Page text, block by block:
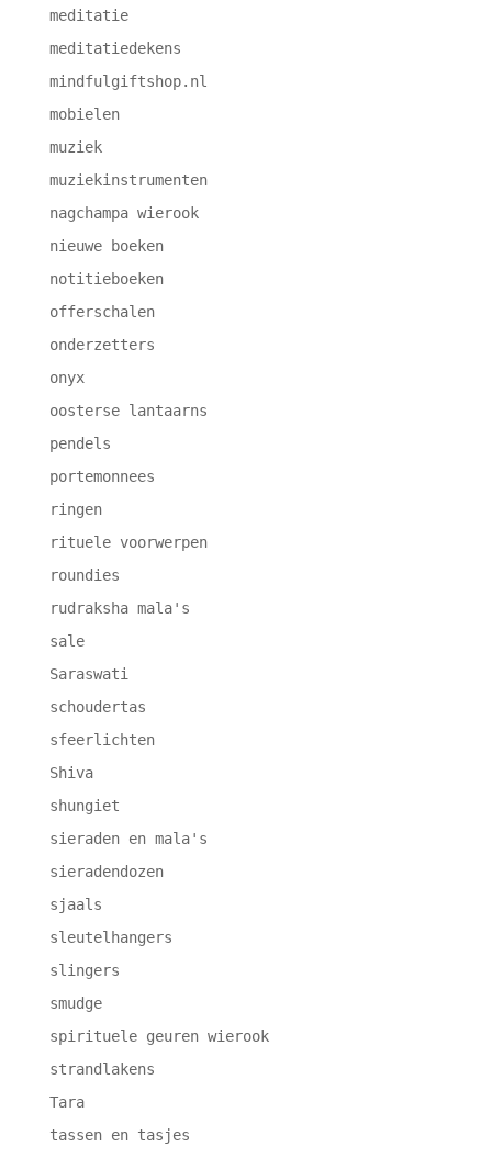
meditatie
meditatiedekens
mindfulgiftshop.nl
mobielen
muziek
muziekinstrumenten
nagchampa wierook
nieuwe boeken
notitieboeken
offerschalen
onderzetters
onyx
oosterse lantaarns
pendels
portemonnees
ringen
rituele voorwerpen
roundies
rudraksha mala's
sale
Saraswati
schoudertas
sfeerlichten
Shiva
shungiet
sieraden en mala's
sieradendozen
sjaals
sleutelhangers
slingers
smudge
spirituele geuren wierook
strandlakens
Tara
tassen en tasjes